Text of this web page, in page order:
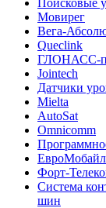
Поисковые
Мовирег
Вега-
Queclink
ГЛОНАСС-
Jointech
Датчики
Mielta
AutoSat
Omnicomm
ЕвроМобайл
Форт-
Система
шин